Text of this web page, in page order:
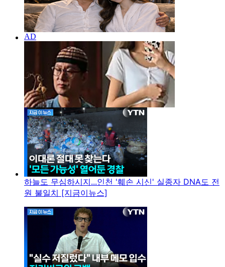
하늘도 무심하시지...인천 '훼손 시신' 실종자 DNA도 전
원 불일치 [지금이뉴스]